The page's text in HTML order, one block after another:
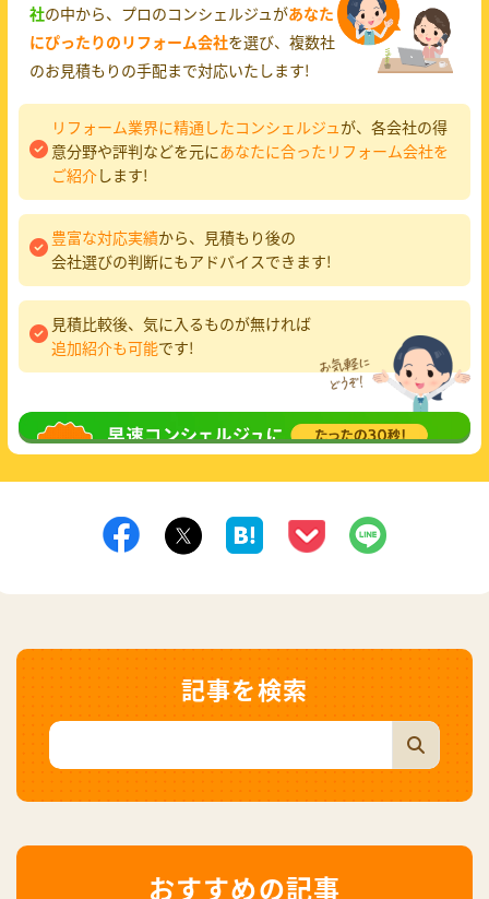
社の中から、プロのコンシェルジュがあなた
にぴったりのリフォーム会社を選び、複数社
のお見積もりの手配まで対応いたします!
リフォーム業界に精通したコンシェルジュ が、各会社の得
意分野や評判などを元にあなたに合ったリフォーム会社を
ご紹介します!
豊富な対応実績から、見積もり後の
会社選びの判断にもアドバイスできます!
見積比較後、気に入るものが無ければ
追加紹介も可能です!
無料相談してみる
記事を検索
おすすめの記事